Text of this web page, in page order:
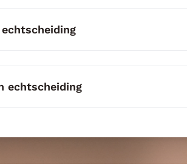
echtscheiding